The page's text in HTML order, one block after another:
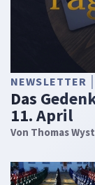
NEWSLETTER
Das
11. April
Von Thomas